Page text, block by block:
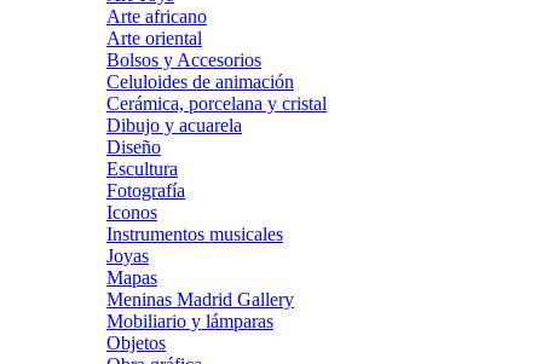
Arte africano
Arte oriental
Bolsos y Accesorios
Celuloides de animación
Cerámica, porcelana y cristal
Dibujo y acuarela
Diseño
Escultura
Fotografía
Iconos
Instrumentos musicales
Joyas
Mapas
Meninas Madrid Gallery
Mobiliario y lámparas
Objetos